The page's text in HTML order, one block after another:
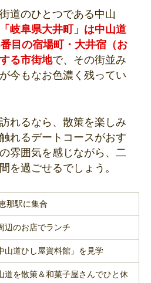
道のひとつである中山
「岐阜県大井町」は中山道
目の宿場町・大井宿（お
る市街地で、その街並み
今もなお色濃く残ってい
れるなら、散策を楽しみ
れるデートコースがおす
雰囲気を感じながら、二
を過ごせるでしょう。
那駅に集合
辺のお店でランチ
山道ひし屋資料館」を見学
道を散策＆和菓子屋さんでひと休